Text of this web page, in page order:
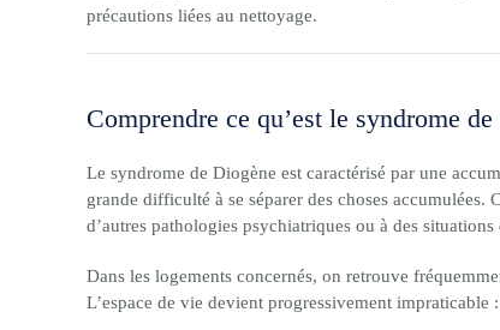
précautions liées au nettoyage.
Comprendre ce qu’est le syndrome
Le syndrome de Diogène est caractérisé par une
grande difficulté à se séparer des choses accumulées.
d’autres pathologies psychiatriques ou à des
Dans les logements concernés, on retrouve
L’espace de vie devient progressivement